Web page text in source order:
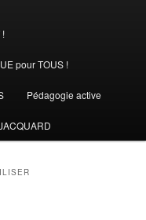
!
pour TOUS !
Pédagogie active